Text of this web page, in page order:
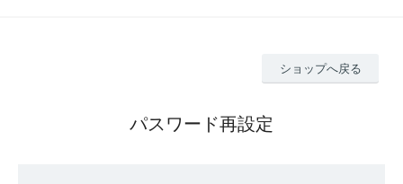
ショップへ戻る
パスワード再設定